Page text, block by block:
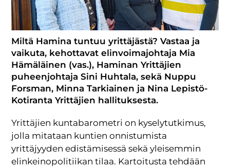
Miltä Hamina tuntuu yrittäjästä? Vastaa ja
vaikuta, kehottavat elinvoimajohtaja Mia
Hämäläinen (vas.), Haminan Yrittäjien
puheenjohtaja Sini Huhtala, sekä Nuppu
Forsman, Minna Tarkiainen ja Nina Lepistö-
Kotiranta Yrittäjien hallituksesta.
Yrittäjien kuntabarometri on kyselytutkimus,
jolla mitataan kuntien onnistumista
yrittäjyyden edistämisessä sekä yleisemmin
elinkeinopolitiikan tilaa. Kartoitusta tehdään